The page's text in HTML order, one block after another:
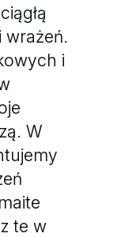
i
W
te w